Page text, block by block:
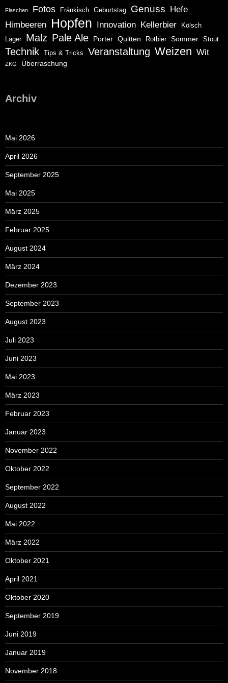
Flaschen Fotos Fränkisch Geburtstag Genuss Hefe
Himbeeren Hopfen Innovation Kellerbier
Kölsch
Lager
Malz Pale Ale Porter Quitten Rotbier Sommer Stout
Technik Tips & Tricks Veranstaltung Weizen Wit
ZKG Überraschung
Archiv
Mai 2026
April 2026
September 2025
Mai 2025
März 2025
Februar 2025
August 2024
März 2024
Dezember 2023
September 2023
August 2023
Juli 2023
Juni 2023
Mai 2023
März 2023
Februar 2023
Januar 2023
November 2022
Oktober 2022
September 2022
August 2022
Mai 2022
März 2022
Oktober 2021
April 2021
Oktober 2020
September 2019
Juni 2019
Januar 2019
November 2018